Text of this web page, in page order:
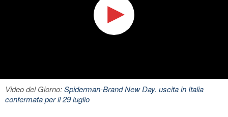
Video del Giorno:Spiderman-Brand New Day. uscita in Italia
confermata per il 29 luglio